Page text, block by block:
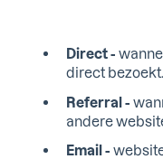
Direct -
direct bezoekt.
Referral -
andere
Email -